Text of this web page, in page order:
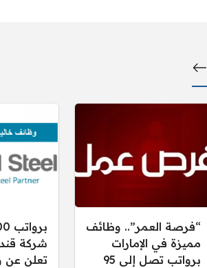
“فرصة العمر”.. وظائف
مميزة في الإمارات
برواتب تصل إلى 95
شركة
تعلن عن